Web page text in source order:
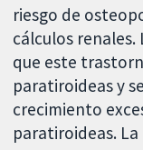
riesgo de
cálculos renales.
que este
paratiroideas y
crecimiento
paratiroideas.